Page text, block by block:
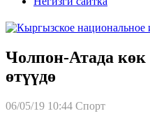
Чолпон-Атада
өтүүдө
06/05/19 10:44 Спорт